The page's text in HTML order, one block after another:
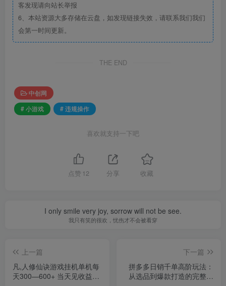
客发现请向站长举报
6、本站资源大多存储在云盘，如发现链接失效，请联系我们我们
会第一时间更新。
THE END
中创网
# 小游戏
# 违规操作
喜欢就支持一下吧
点赞 12 分享 收藏
I only smile very joy, sorrow will not be see.
我只有笑的很欢，忧伤才不会被看穿
上一篇
凡,人修仙诀游戏挂机单机每
天300—600+ 当天见收益随
下一篇
拼多多日销千单高阶玩法：
从选品到爆款打造的完整运